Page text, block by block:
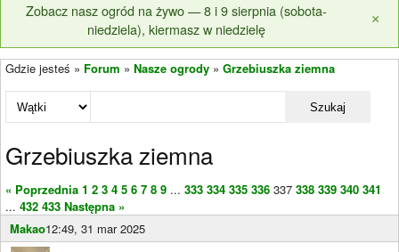
Zobacz nasz ogród na żywo — 8 i 9 sierpnia (sobota-
niedziela), kiermasz w niedzielę
×
Gdzie jesteś » Forum » Nasze ogrody » Grzebiuszka ziemna
Szukaj
Grzebiuszka ziemna
« Poprzednia 1 2 3 4 5 6 7 8 9 ... 333 334 335 336 337 338 339 340 341
... 432 433 Następna »
Makao12:49, 31 mar 2025